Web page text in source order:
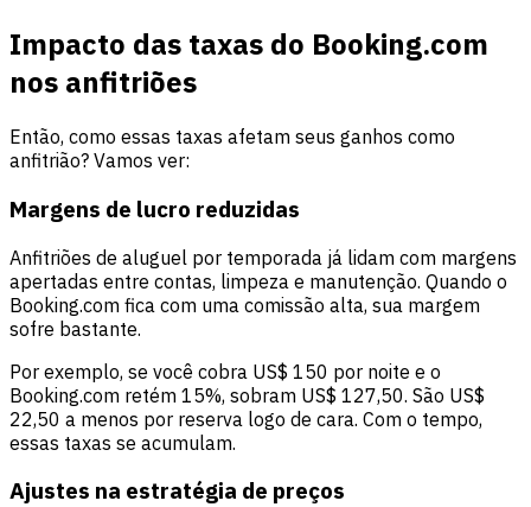
Impacto das taxas do Booking.com
nos anfitriões
Então, como essas taxas afetam seus ganhos como
anfitrião? Vamos ver:
Margens de lucro reduzidas
Anfitriões de aluguel por temporada já lidam com margens
apertadas entre contas, limpeza e manutenção. Quando o
Booking.com fica com uma comissão alta, sua margem
sofre bastante.
Por exemplo, se você cobra US$ 150 por noite e o
Booking.com retém 15%, sobram US$ 127,50. São US$
22,50 a menos por reserva logo de cara. Com o tempo,
essas taxas se acumulam.
Ajustes na estratégia de preços